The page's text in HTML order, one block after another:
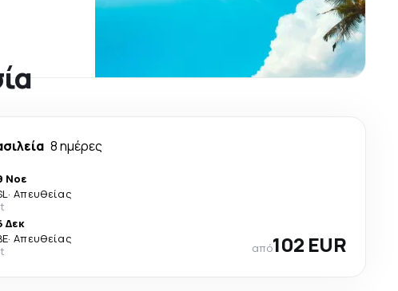
8 ημέρες
Νοε
· Απευθείας
Δεκ
· Απευθείας
από102 EUR